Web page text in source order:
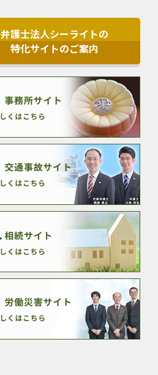
弁護士法人シーライトの
特化サイトのご案内